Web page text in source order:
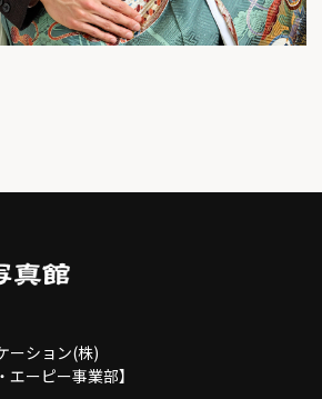
ーション(株)
ーピー事業部】